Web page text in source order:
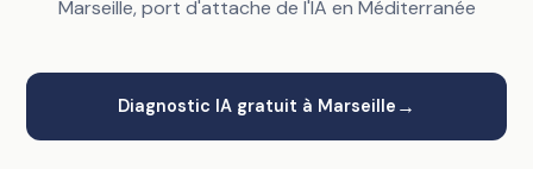
Marseille, port d'attache de l'IA en Méditerranée
Diagnostic IA gratuit à Marseille →